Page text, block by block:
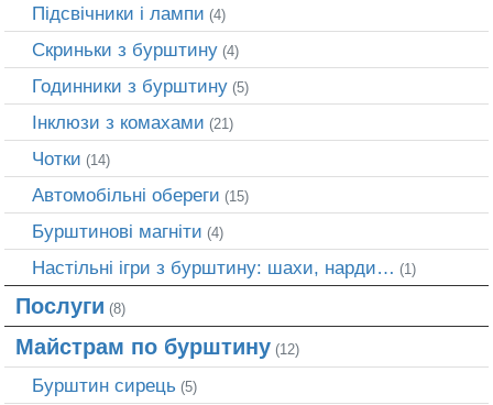
Підсвічники і лампи (4)
Скриньки з бурштину (4)
Годинники з бурштину (5)
Інклюзи з комахами (21)
Чотки (14)
Автомобільні обереги (15)
Бурштинові магніти (4)
Настільні ігри з бурштину: шахи, нарди… (1)
Послуги (8)
Майстрам по бурштину (12)
Бурштин сирець (5)